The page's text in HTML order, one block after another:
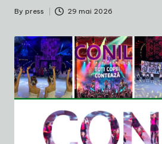
Posted
By press 29 mai 2026